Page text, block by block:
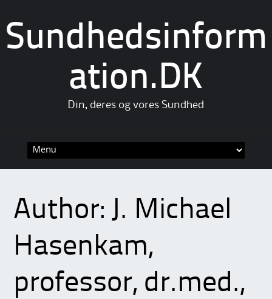
Sundhedsinform
ation.DK
Din, deres og vores Sundhed
Author: J. Michael
Hasenkam,
professor, dr.med.,